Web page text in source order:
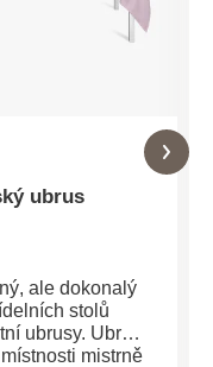
ubrus
ale dokonalý
stolů
ubrusy. Ubrus
mistrně